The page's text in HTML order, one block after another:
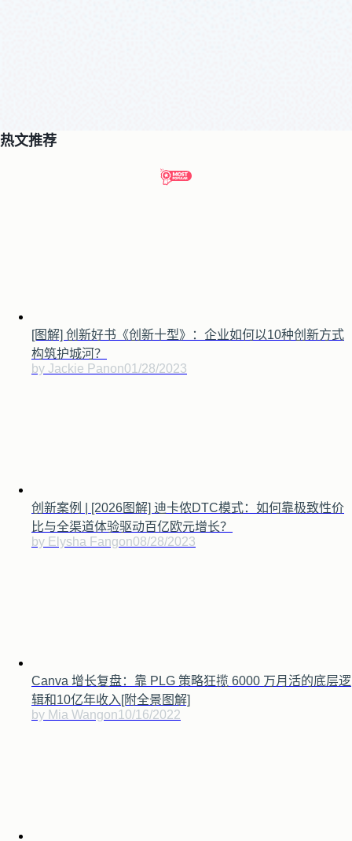
热文推荐
[图解] 创新好书《创新十型》：企业如何以10种创新方式
构筑护城河？
by Jackie Panon01/28/2023
创新案例 | [2026图解] 迪卡侬DTC模式：如何靠极致性价
比与全渠道体验驱动百亿欧元增长？
by Elysha Fangon08/28/2023
Canva 增长复盘：靠 PLG 策略狂揽 6000 万月活的底层逻
辑和10亿年收入[附全景图解]
by Mia Wangon10/16/2022